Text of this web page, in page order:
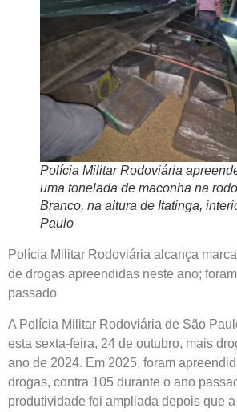
Polícia Militar Rodoviária
uma tonelada de maconha na
Branco, na altura de Itatinga,
Paulo
Polícia Militar Rodoviária alcança
de drogas apreendidas neste ano;
passado
A Polícia Militar Rodoviária de São
esta sexta-feira, 24 de outubro, mais
ano de 2024. Em 2025, foram
drogas, contra 105 durante o ano
produtividade foi ampliada depois que